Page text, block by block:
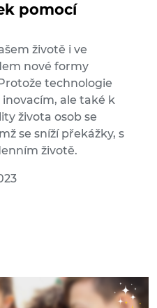
pomocí
životě i ve
nové formy
technologie
ale také k
života osob se
se sníží překážky, s
životě.